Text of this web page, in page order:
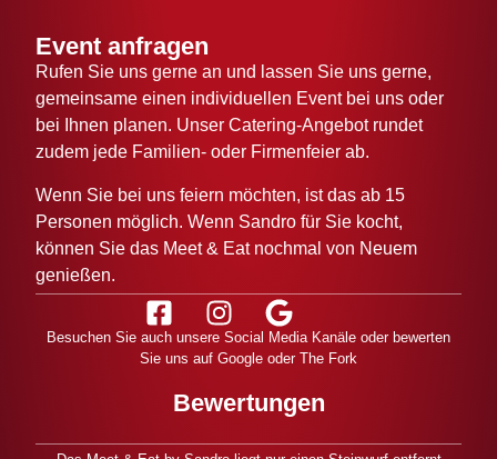
Event anfragen
Rufen Sie uns gerne an und lassen Sie uns gerne,
gemeinsame einen individuellen Event bei uns oder
bei Ihnen planen. Unser Catering-Angebot rundet
zudem jede Familien- oder Firmenfeier ab.
Wenn Sie bei uns feiern möchten, ist das ab 15
Personen möglich. Wenn Sandro für Sie kocht,
können Sie das Meet & Eat nochmal von Neuem
genießen.
Besuchen Sie auch unsere Social Media Kanäle oder bewerten
Sie uns auf Google oder The Fork
Bewertungen